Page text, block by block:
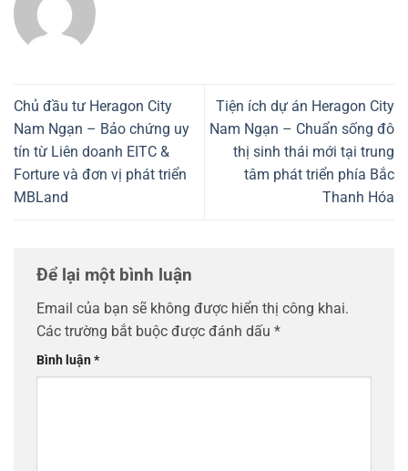
Chủ đầu tư Heragon City
Nam Ngạn – Bảo chứng uy
tín từ Liên doanh EITC &
Forture và đơn vị phát triển
MBLand
Tiện ích dự án Heragon City
Nam Ngạn – Chuẩn sống đô
thị sinh thái mới tại trung
tâm phát triển phía Bắc
Thanh Hóa
Để lại một bình luận
Email của bạn sẽ không được hiển thị công khai.
Các trường bắt buộc được đánh dấu *
Bình luận*